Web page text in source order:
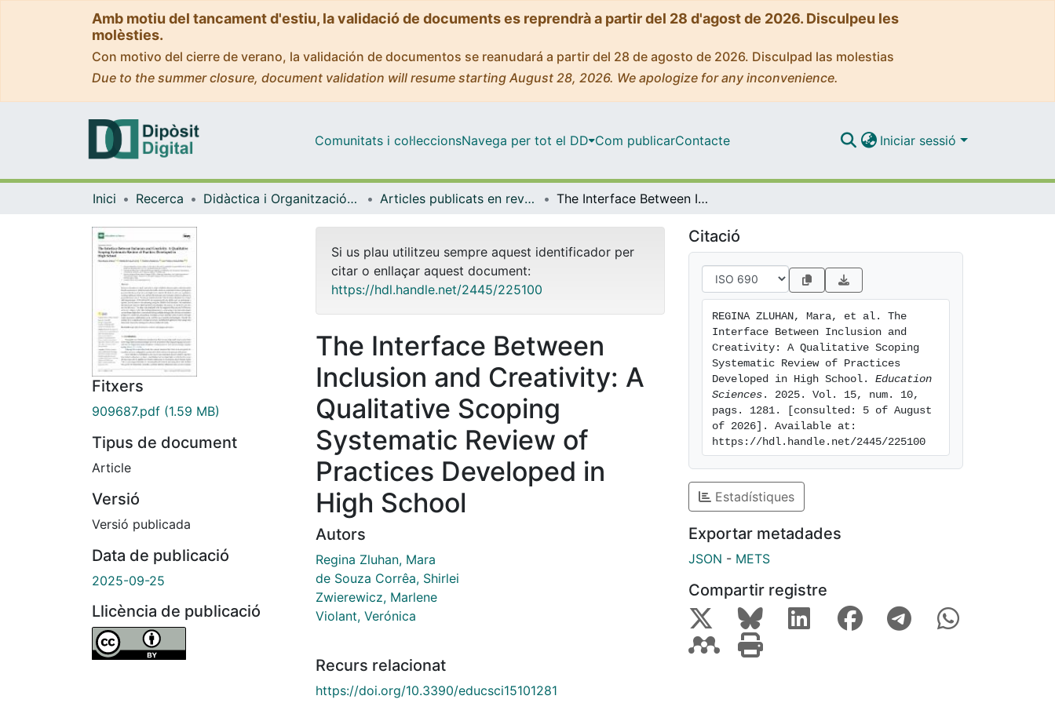
Amb motiu del tancament d'estiu, la validació de documents es reprendrà a partir del 28 d'agost de 2026. Disculpeu les
molèsties.
Con motivo del cierre de verano, la validación de documentos se reanudará a partir del 28 de agosto de 2026. Disculpad las molestias
Due to the summer closure, document validation will resume starting August 28, 2026. We apologize for any inconvenience.
Comunitats i col·leccionsNavega per tot el DD Com publicarContacte Iniciar sessió
Inici Recerca Didàctica i Organització Educativa Articles publicats en revistes (Didàctica i Organització Educativa) The Interface Between Inclusion and Creativity: A Qualitative Scoping Systematic Review of Practices Developed in High School
Fitxers
909687.pdf (1.59 MB)
Tipus de document
Article
Versió
Versió publicada
Data de publicació
2025-09-25
Llicència de publicació
Si us plau utilitzeu sempre aquest identificador per
citar o enllaçar aquest document:
https://hdl.handle.net/2445/225100
The Interface Between
Inclusion and Creativity: A
Qualitative Scoping
Systematic Review of
Practices Developed in
High School
Autors
Regina Zluhan, Mara
de Souza Corrêa, Shirlei
Zwierewicz, Marlene
Violant, Verónica
Recurs relacionat
https://doi.org/10.3390/educsci15101281
Citació
REGINA ZLUHAN, Mara, et al. The
Interface Between Inclusion and
Creativity: A Qualitative Scoping
Systematic Review of Practices
Developed in High School. Education
Sciences . 2025. Vol. 15, num. 10,
pags. 1281. [consulted: 5 of August
of 2026]. Available at:
https://hdl.handle.net/2445/225100
Estadístiques
Exportar metadades
JSON - METS
Compartir registre